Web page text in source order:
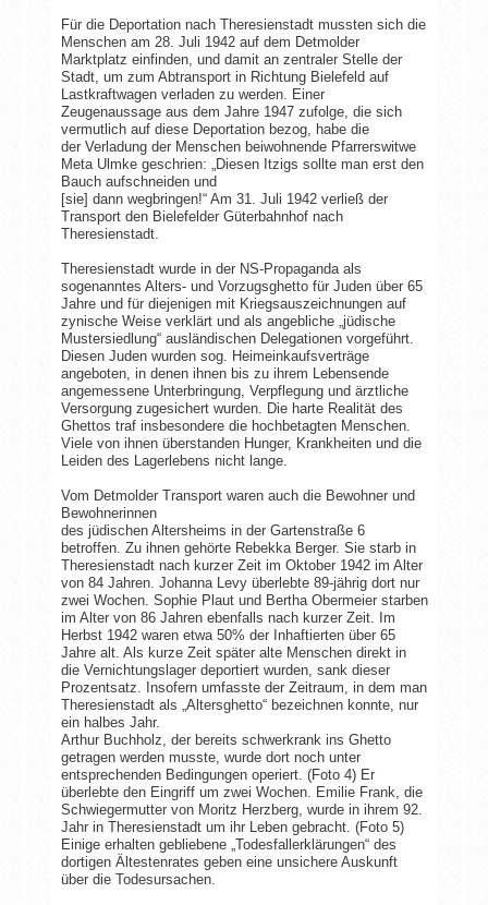
Für die Deportation nach Theresienstadt mussten sich die
Menschen am 28. Juli 1942 auf dem Detmolder
Marktplatz einfinden, und damit an zentraler Stelle der
Stadt, um zum Abtransport in Richtung Bielefeld auf
Lastkraftwagen verladen zu werden. Einer
Zeugenaussage aus dem Jahre 1947 zufolge, die sich
vermutlich auf diese Deportation bezog, habe die
der Verladung der Menschen beiwohnende Pfarrerswitwe
Meta Ulmke geschrien: „Diesen Itzigs sollte man erst den
Bauch aufschneiden und
[sie] dann wegbringen!“ Am 31. Juli 1942 verließ der
Transport den Bielefelder Güterbahnhof nach
Theresienstadt.
Theresienstadt wurde in der NS-Propaganda als
sogenanntes Alters- und Vorzugsghetto für Juden über 65
Jahre und für diejenigen mit Kriegsauszeichnungen auf
zynische Weise verklärt und als angebliche „jüdische
Mustersiedlung“ ausländischen Delegationen vorgeführt.
Diesen Juden wurden sog. Heimeinkaufsverträge
angeboten, in denen ihnen bis zu ihrem Lebensende
angemessene Unterbringung, Verpflegung und ärztliche
Versorgung zugesichert wurden. Die harte Realität des
Ghettos traf insbesondere die hochbetagten Menschen.
Viele von ihnen überstanden Hunger, Krankheiten und die
Leiden des Lagerlebens nicht lange.
Vom Detmolder Transport waren auch die Bewohner und
Bewohnerinnen
des jüdischen Altersheims in der Gartenstraße 6
betroffen. Zu ihnen gehörte Rebekka Berger. Sie starb in
Theresienstadt nach kurzer Zeit im Oktober 1942 im Alter
von 84 Jahren. Johanna Levy überlebte 89-jährig dort nur
zwei Wochen. Sophie Plaut und Bertha Obermeier starben
im Alter von 86 Jahren ebenfalls nach kurzer Zeit. Im
Herbst 1942 waren etwa 50% der Inhaftierten über 65
Jahre alt. Als kurze Zeit später alte Menschen direkt in
die Vernichtungslager deportiert wurden, sank dieser
Prozentsatz. Insofern umfasste der Zeitraum, in dem man
Theresienstadt als „Altersghetto“ bezeichnen konnte, nur
ein halbes Jahr.
Arthur Buchholz, der bereits schwerkrank ins Ghetto
getragen werden musste, wurde dort noch unter
entsprechenden Bedingungen operiert. (Foto 4) Er
überlebte den Eingriff um zwei Wochen. Emilie Frank, die
Schwiegermutter von Moritz Herzberg, wurde in ihrem 92.
Jahr in Theresienstadt um ihr Leben gebracht. (Foto 5)
Einige erhalten gebliebene „Todesfallerklärungen“ des
dortigen Ältestenrates geben eine unsichere Auskunft
über die Todesursachen.